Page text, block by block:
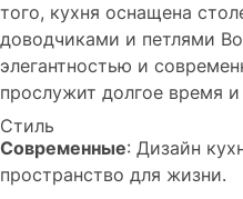
того, кухня оснащена
доводчиками и петлями
элегантностью и
прослужит долгое время
Стиль
Современные: Дизайн
пространство для жизни.